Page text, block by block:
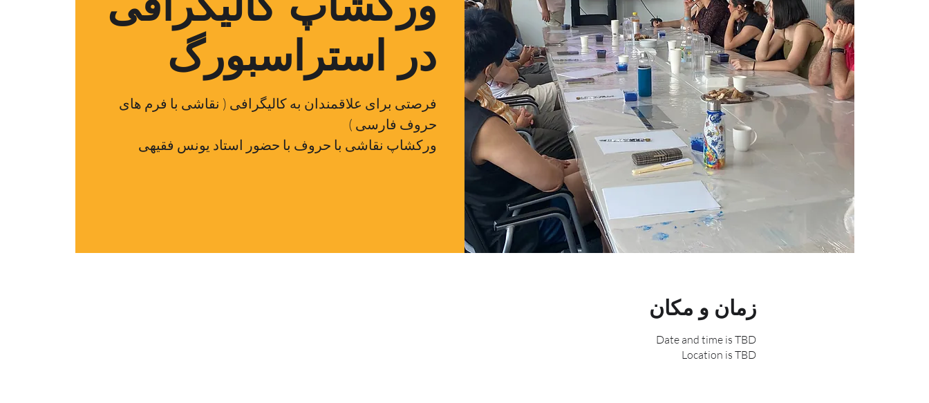
در استراسبورگ
فرصتی برای علاقمندان به کالیگرافی ( نقاشی با فرم های
حروف فارسی )
ورکشاپ نقاشی با حروف با حضور استاد یونس فقیهی
زمان و مکان
Date and time is TBD
Location is TBD